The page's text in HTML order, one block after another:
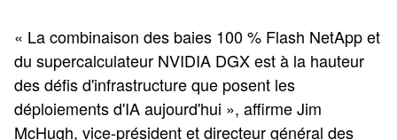
« La combinaison des baies 100 % Flash NetApp et
du supercalculateur NVIDIA DGX est à la hauteur
des défis d'infrastructure que posent les
déploiements d'IA aujourd'hui », affirme Jim
McHugh, vice-président et directeur général des